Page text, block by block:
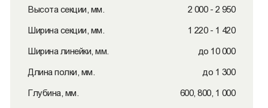
Высота секции, мм. 2 000 - 2 950
Ширина секции, мм. 1 220 - 1 420
Ширина линейки, мм. до 10 000
Длина полки, мм. до 1 300
Глубина, мм. 600, 800, 1 000